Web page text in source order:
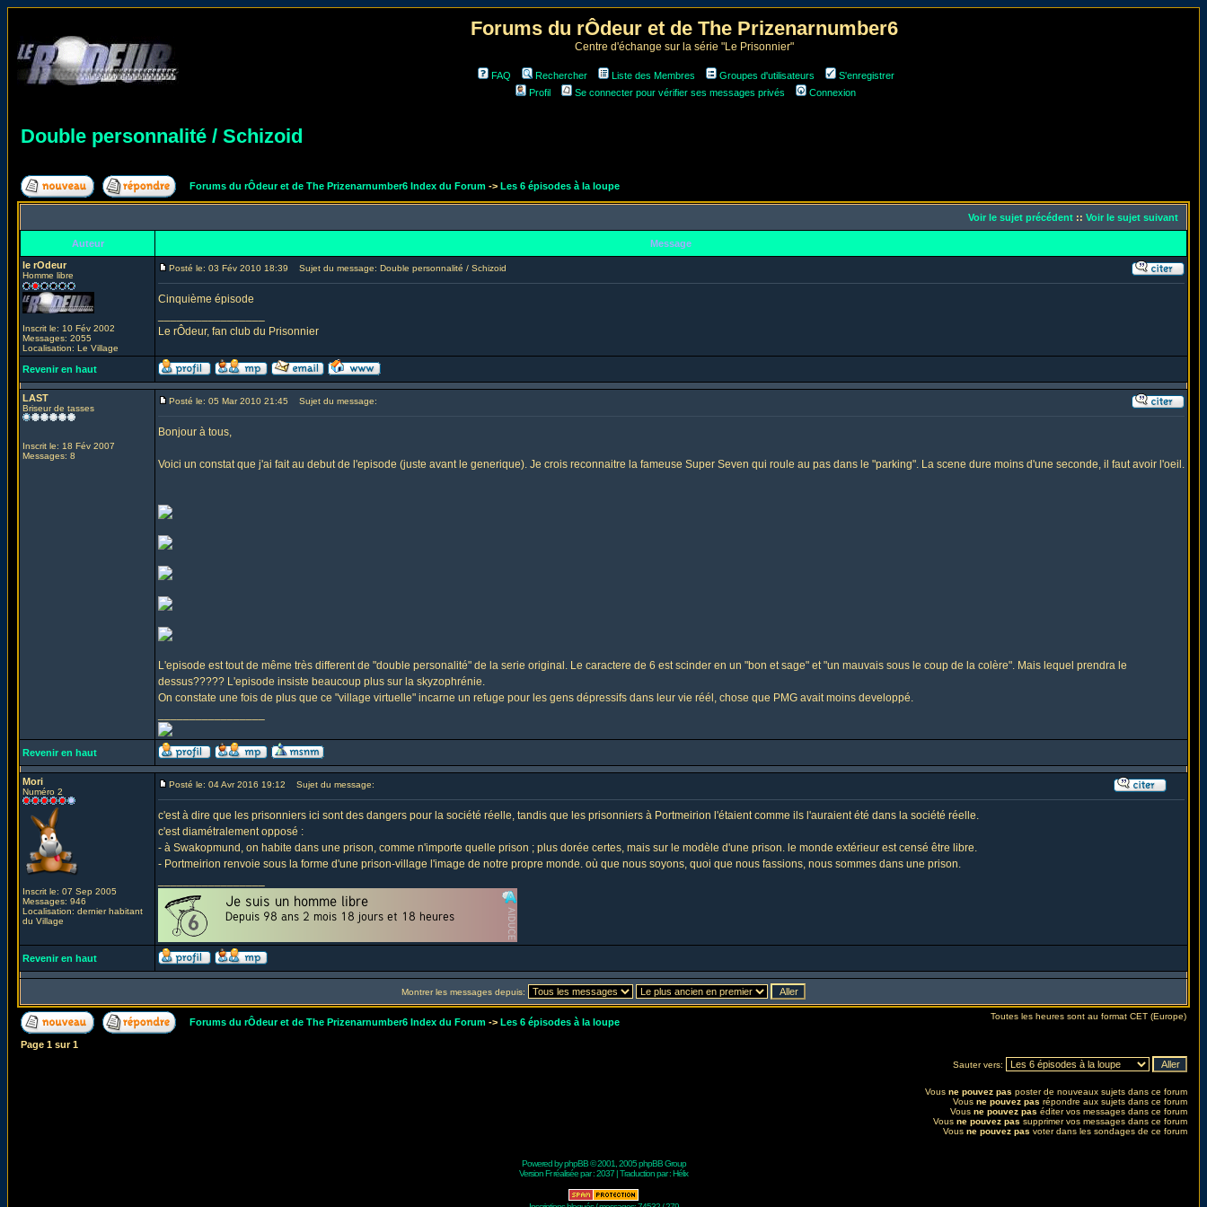
Forums du rÔdeur et de The Prizenarnumber6
Centre d'échange sur la série "Le Prisonnier"
FAQ Rechercher Liste des Membres Groupes d'utilisateurs
S'enregistrer
Profil
Se connecter pour vérifier ses messages privés Connexion
Double personnalité / Schizoid
Forums du rÔdeur et de The Prizenarnumber6 Index du Forum -> Les 6 épisodes à la loupe
Voir le sujet précédent :: Voir le sujet suivant
Auteur
Message
le rOdeur
Homme libre
Inscrit le: 10 Fév 2002
Messages: 2055
Localisation: Le Village
Posté le: 03 Fév 2010 18:39 Sujet du message: Double personnalité / Schizoid
Cinquième épisode
Le rÔdeur, fan club du Prisonnier
Revenir en haut
LAST
Briseur de tasses
Inscrit le: 18 Fév 2007
Messages: 8
Posté le: 05 Mar 2010 21:45 Sujet du message:
Bonjour à tous,
Voici un constat que j'ai fait au debut de l'episode (juste avant le generique). Je crois reconnaitre la fameuse Super Seven qui roule au pas dans le "parking". La scene dure moins d'une seconde, il faut avoir l'oeil.
L'episode est tout de même très different de "double personalité" de la serie original. Le caractere de 6 est scinder en un "bon et sage" et "un mauvais sous le coup de la colère". Mais lequel prendra le
dessus????? L'episode insiste beaucoup plus sur la skyzophrénie.
On constate une fois de plus que ce "village virtuelle" incarne un refuge pour les gens dépressifs dans leur vie réél, chose que PMG avait moins developpé.
Revenir en haut
Mori
Numéro 2
Inscrit le: 07 Sep 2005
Messages: 946
Localisation: dernier habitant
du Village
Posté le: 04 Avr 2016 19:12 Sujet du message:
c'est à dire que les prisonniers ici sont des dangers pour la société réelle, tandis que les prisonniers à Portmeirion l'étaient comme ils l'auraient été dans la société réelle.
c'est diamétralement opposé :
- à Swakopmund, on habite dans une prison, comme n'importe quelle prison ; plus dorée certes, mais sur le modèle d'une prison. le monde extérieur est censé être libre.
- Portmeirion renvoie sous la forme d'une prison-village l'image de notre propre monde. où que nous soyons, quoi que nous fassions, nous sommes dans une prison.
Revenir en haut
Montrer les messages depuis:
Forums du rÔdeur et de The Prizenarnumber6 Index du Forum -> Les 6 épisodes à la loupe
Toutes les heures sont au format CET (Europe)
Page 1 sur1
Sauter vers:
Vous ne pouvez pas poster de nouveaux sujets dans ce forum
Vous ne pouvez pas répondre aux sujets dans ce forum
Vous ne pouvez pas éditer vos messages dans ce forum
Vous ne pouvez pas supprimer vos messages dans ce forum
Vous ne pouvez pas voter dans les sondages de ce forum
Powered byphpBB© 2001, 2005 phpBB Group
Version Fr réalisée par :2037 | Traduction par :Hélix